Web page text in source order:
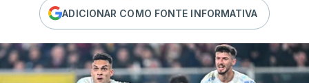
ADICIONAR COMO FONTE INFORMATIVA